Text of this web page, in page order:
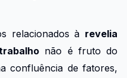
relacionados à revelia
não é fruto do
confluência de fatores,